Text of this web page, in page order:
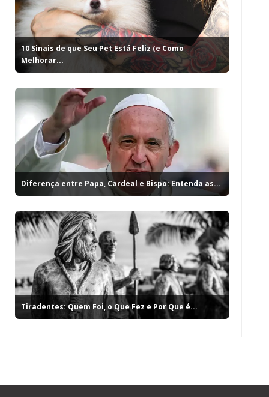
10 Sinais de que Seu Pet Está Feliz (e Como
Melhorar...
Diferença entre Papa, Cardeal e Bispo: Entenda as...
Tiradentes: Quem Foi, o Que Fez e Por Que é...